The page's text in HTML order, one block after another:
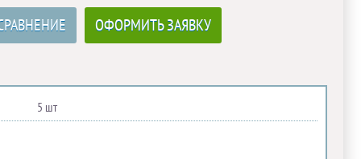
ОФОРМИТЬ ЗАЯВКУ
5 шт